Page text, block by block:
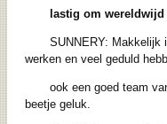
lastig om wereldwijd
SUNNERY: Makkelijk is
werken en veel geduld
ook een goed team van
beetje geluk.